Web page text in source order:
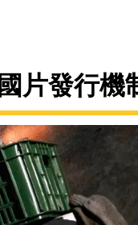
國片發行機